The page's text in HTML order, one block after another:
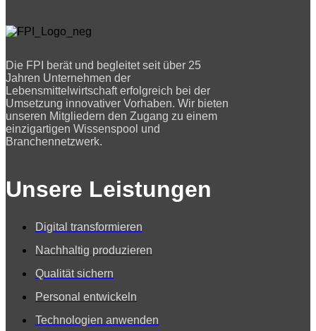
Die FPI berät und begleitet seit über 25
Jahren Unternehmen der
Lebensmittelwirtschaft erfolgreich bei der
Umsetzung innovativer Vorhaben. Wir bieten
unseren Mitgliedern den Zugang zu einem
einzigartigen Wissenspool und
Branchennetzwerk.
Unsere Leistungen
Digital transformieren
Nachhaltig produzieren
Qualität sichern
Personal entwickeln
Technologien anwenden